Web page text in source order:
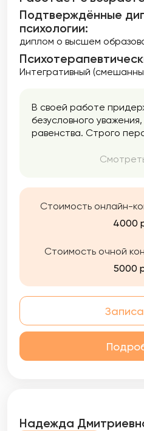
Подтверждённые
психологии:
диплом о высшем
Интегративный
В своей работе
безусловного
равенства. Строго
и работа строится по
отношения с
поддержку в тяжелой
Стоимость онлайн-
4000
Стоимость очной
5000
Надежда